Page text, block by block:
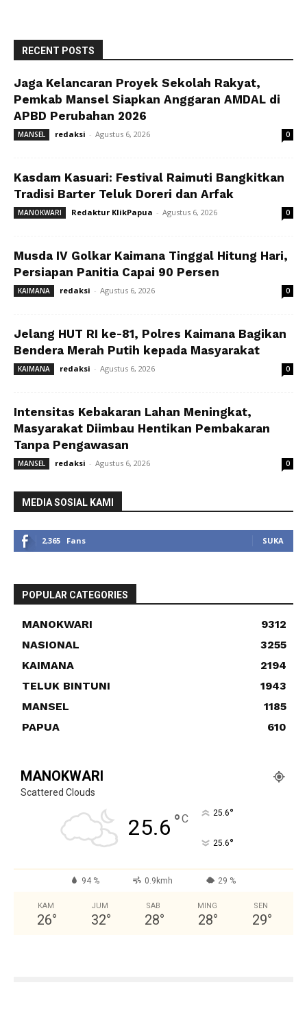
RECENT POSTS
Jaga Kelancaran Proyek Sekolah Rakyat,
Pemkab Mansel Siapkan Anggaran AMDAL di
APBD Perubahan 2026
MANSEL redaksi - Agustus 6, 2026 0
Kasdam Kasuari: Festival Raimuti Bangkitkan
Tradisi Barter Teluk Doreri dan Arfak
MANOKWARI Redaktur KlikPapua - Agustus 6, 2026 0
Musda IV Golkar Kaimana Tinggal Hitung Hari,
Persiapan Panitia Capai 90 Persen
KAIMANA redaksi - Agustus 6, 2026 0
Jelang HUT RI ke-81, Polres Kaimana Bagikan
Bendera Merah Putih kepada Masyarakat
KAIMANA redaksi - Agustus 6, 2026 0
Intensitas Kebakaran Lahan Meningkat,
Masyarakat Diimbau Hentikan Pembakaran
Tanpa Pengawasan
MANSEL redaksi - Agustus 6, 2026 0
MEDIA SOSIAL KAMI
2,365 Fans SUKA
POPULAR CATEGORIES
MANOKWARI
9312
NASIONAL
3255
KAIMANA
2194
TELUK BINTUNI
1943
MANSEL
1185
PAPUA
610
MANOKWARI
Scattered Clouds
25.6 °C 25.6°
25.6°
94 % 0.9kmh 29 %
KAM
26°
JUM
32°
SAB
28°
MING
28°
SEN
29°